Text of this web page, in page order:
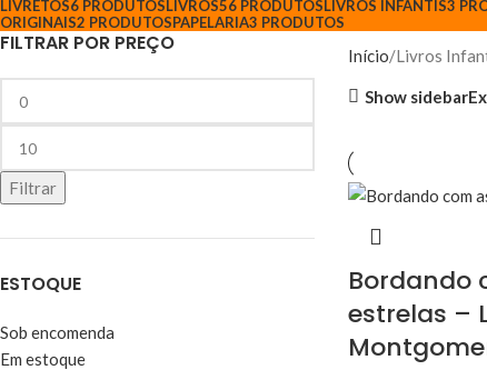
LIVRETOS6 PRODUTOSLIVROS56 PRODUTOSLIVROS INFANTIS3
ORIGINAIS2 PRODUTOSPAPELARIA3 PRODUTOS
FILTRAR POR PREÇO
Filtrar
ESTOQUE
Sob encomenda
Em estoque
Início Livros
Show sidebar
Bordando
estrelas –